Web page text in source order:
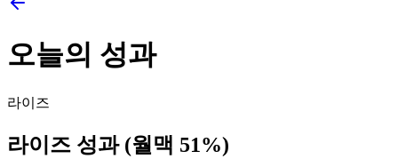
오늘의 성과
라이즈
라이즈 성과 (월맥 51%)